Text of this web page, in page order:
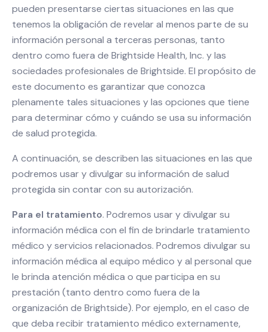
pueden presentarse ciertas situaciones en las que
tenemos la obligación de revelar al menos parte de su
información personal a terceras personas, tanto
dentro como fuera de Brightside Health, Inc. y las
sociedades profesionales de Brightside. El propósito de
este documento es garantizar que conozca
plenamente tales situaciones y las opciones que tiene
para determinar cómo y cuándo se usa su información
de salud protegida.
A continuación, se describen las situaciones en las que
podremos usar y divulgar su información de salud
protegida sin contar con su autorización.
Para el tratamiento. Podremos usar y divulgar su
información médica con el fin de brindarle tratamiento
médico y servicios relacionados. Podremos divulgar su
información médica al equipo médico y al personal que
le brinda atención médica o que participa en su
prestación (tanto dentro como fuera de la
organización de Brightside). Por ejemplo, en el caso de
que deba recibir tratamiento médico externamente,